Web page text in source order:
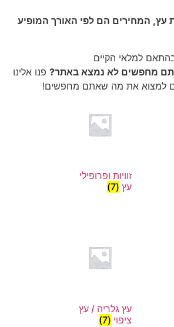
עץ, המחירים הם לפי האורך המופיע
בהתאם למלאי הקיים
מחפשים לא נמצא באתר? פנו אלינו
לכם למצוא את מה שאתם מחפשים!
זוויות ופרופילי
עץ (7)
עץ גלריה / עץ
ציפוי (7)